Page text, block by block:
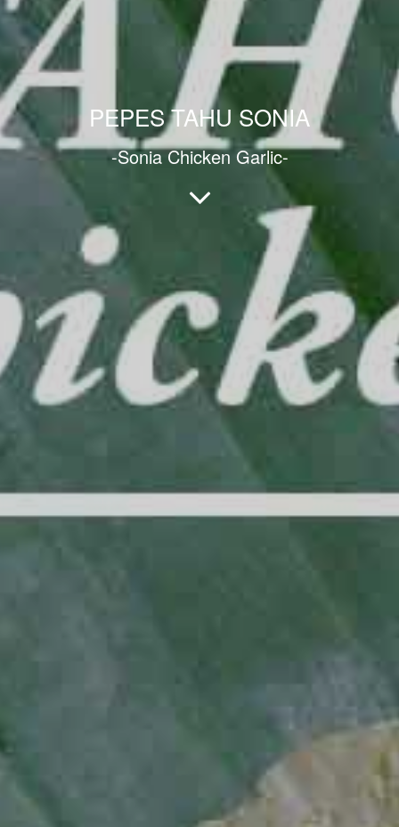
PEPES TAHU SONIA
-Sonia Chicken Garlic-